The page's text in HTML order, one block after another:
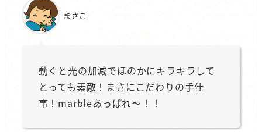
まさこ
動くと光の加減でほのかにキラキラして
とっても素敵！まさにこだわりの手仕
事！marbleあっぱれ〜！！